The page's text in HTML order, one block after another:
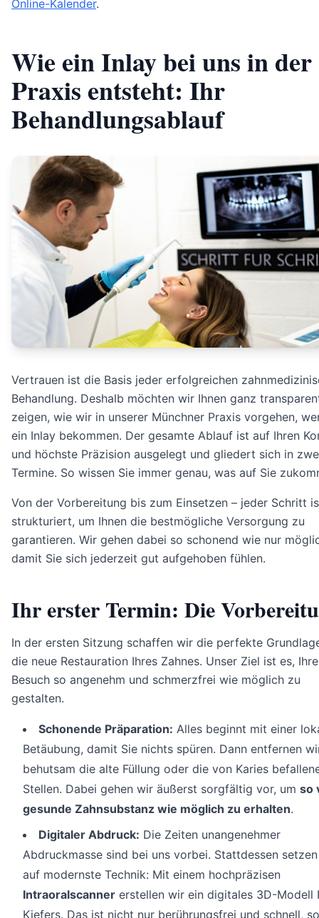
Online-Kalender.
Wie ein Inlay bei uns in der
Praxis entsteht: Ihr
Behandlungsablauf
Vertrauen ist die Basis jeder erfolgreichen
Behandlung. Deshalb möchten wir Ihnen ganz
zeigen, wie wir in unserer Münchner Praxis vorgehen,
ein Inlay bekommen. Der gesamte Ablauf ist auf Ihren
und höchste Präzision ausgelegt und gliedert sich in
Termine. So wissen Sie immer genau, was auf Sie
Von der Vorbereitung bis zum Einsetzen – jeder Schritt
strukturiert, um Ihnen die bestmögliche Versorgung zu
garantieren. Wir gehen dabei so schonend wie nur
damit Sie sich jederzeit gut aufgehoben fühlen.
Ihr erster Termin: Die
In der ersten Sitzung schaffen wir die perfekte
die neue Restauration Ihres Zahnes. Unser Ziel ist es,
Besuch so angenehm und schmerzfrei wie möglich zu
gestalten.
Schonende Präparation: Alles beginnt mit einer
Betäubung, damit Sie nichts spüren. Dann entfernen
behutsam die alte Füllung oder die von Karies
Stellen. Dabei gehen wir äußerst sorgfältig vor, um so
gesunde Zahnsubstanz wie möglich zu erhalten.
Digitaler Abdruck: Die Zeiten unangenehmer
Abdruckmasse sind bei uns vorbei. Stattdessen
auf modernste Technik: Mit einem hochpräzisen
Intraoralscanner erstellen wir ein digitales 3D-Modell
Kiefers. Das ist nicht nur berührungsfrei und schnell,